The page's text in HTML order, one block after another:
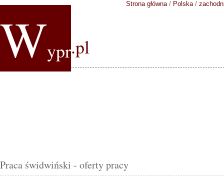
Wypr.pl
Strona główna/ Polska/
Praca świdwiński - oferty pracy